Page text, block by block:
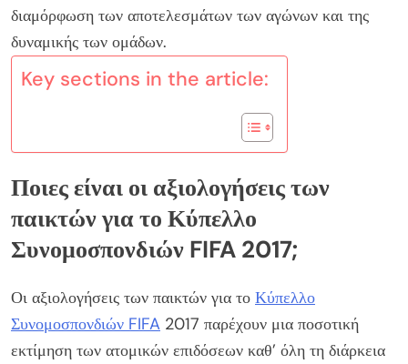
διαμόρφωση των αποτελεσμάτων των αγώνων και της
δυναμικής των ομάδων.
Key sections in the article:
Ποιες είναι οι αξιολογήσεις των
παικτών για το Κύπελλο
Συνομοσπονδιών FIFA 2017;
Οι αξιολογήσεις των παικτών για το Κύπελλο
Συνομοσπονδιών FIFA 2017 παρέχουν μια ποσοτική
εκτίμηση των ατομικών επιδόσεων καθ’ όλη τη διάρκεια